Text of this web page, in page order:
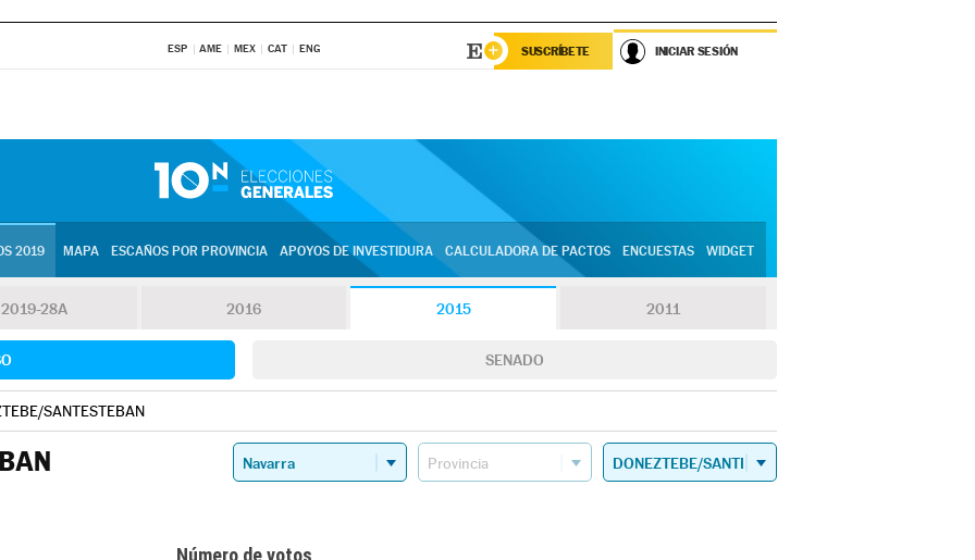
ESP AME MEX CAT ENG SUSCRÍBETE INICIAR SESIÓN
2019 MAPA ESCAÑOS POR PROVINCIA APOYOS DE INVESTIDURA CALCULADORA DE PACTOS ENCUESTAS WIDGET
2019-28A 2016 2015 2011
SENADO
SANTESTEBAN
Número de votos